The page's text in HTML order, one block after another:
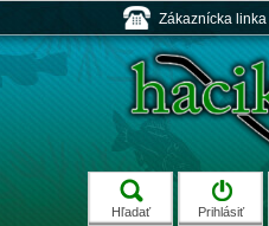
Zákaznícka linka
Hľadať Prihlásiť